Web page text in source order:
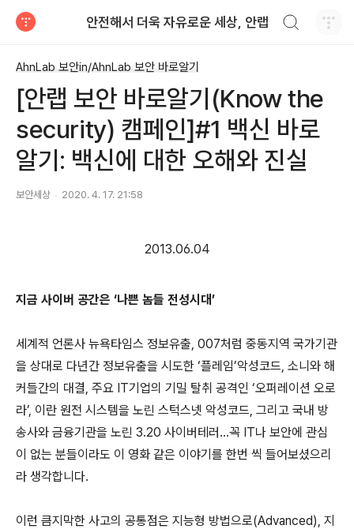
안전해서 더욱 자유로운 세상, 안랩
AhnLab 보안in/AhnLab 보안 바로알기
[안랩 보안 바로알기(Know the
security) 캠페인]#1 백신 바로
알기: 백신에 대한 오해와 진실
보안세상 2020. 4. 17. 21:58
2013.06.04
지금 사이버 공간은 ‘나쁜 놈들 전성시대’
세계적 언론사 뉴욕타임스 정보유출, 007처럼 중동지역 국가기관
을 상대로 다년간 정보유출을 시도한 ‘플레임’악성코드, 소니와 해
커들간의 대결, 주요 IT기업의 기밀 탈취 공격인 ‘오퍼레이션 오로
라’, 이란 원전 시스템을 노린 스턱스넷 악성코드, 그리고 국내 방
송사와 금융기관을 노린 3.20 사이버테러…꼭 IT나 보안에 관심
이 없는 분들이라도 이 영화 같은 이야기를 한번 씩 들어보셨으리
라 생각합니다.
이런 큼지막한 사고의 공통점은 지능형 방법으로(Advanced), 지